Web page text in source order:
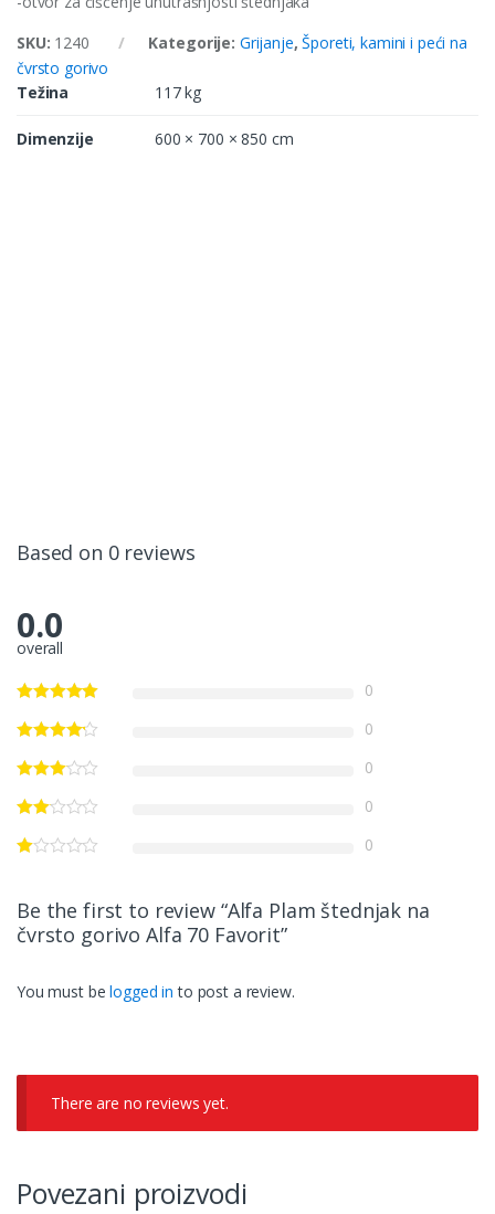
SKU: 1240 Kategorije: Grijanje,Šporeti, kamini i peći na
čvrsto gorivo
Težina
117 kg
Dimenzije 600 × 700 × 850 cm
Based on 0 reviews
0.0
overall
0
0
0
0
0
Be the first to review “Alfa Plam štednjak na
čvrsto gorivo Alfa 70 Favorit”
You must belogged in to post a review.
There are no reviews yet.
Povezani proizvodi